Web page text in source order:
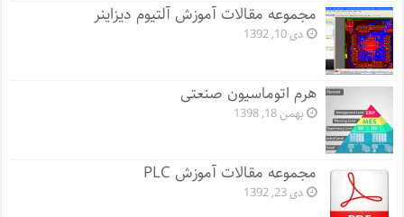
مجموعه مقالات آموزش آلتیوم دیزاینر
دی 10, 1392
هرم اتوماسیون صنعتی
بهمن 18, 1398
مجموعه مقالات آموزش PLC
دی 23, 1392